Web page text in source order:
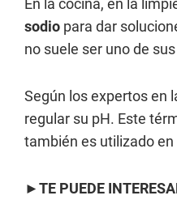
En la cocina, en la
sodio para dar
no suele ser uno de
Según los expertos en
regular su pH. Este
también es utilizado
►TE PUEDE